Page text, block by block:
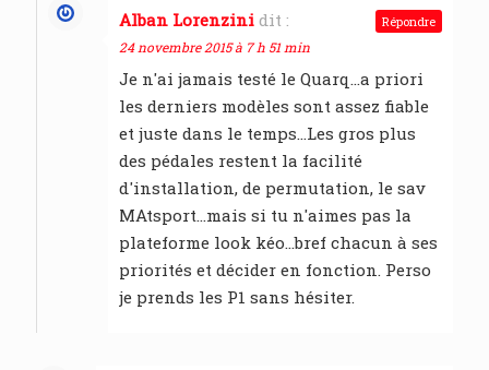
Alban Lorenzini dit :
24 novembre 2015 à 7 h 51 min
Je n'ai jamais testé le Quarq…a priori
les derniers modèles sont assez fiable
et juste dans le temps…Les gros plus
des pédales restent la facilité
d'installation, de permutation, le sav
MAtsport…mais si tu n'aimes pas la
plateforme look kéo…bref chacun à ses
priorités et décider en fonction. Perso
je prends les P1 sans hésiter.
Répondre